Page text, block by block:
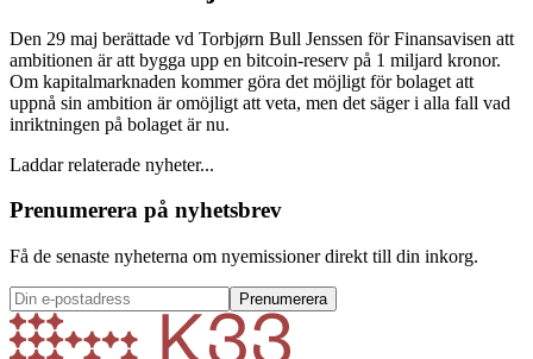
Den 29 maj berättade vd Torbjørn Bull Jenssen för Finansavisen att
ambitionen är att bygga upp en bitcoin-reserv på 1 miljard kronor.
Om kapitalmarknaden kommer göra det möjligt för bolaget att
uppnå sin ambition är omöjligt att veta, men det säger i alla fall vad
inriktningen på bolaget är nu.
Laddar relaterade nyheter...
Prenumerera på nyhetsbrev
Få de senaste nyheterna om nyemissioner direkt till din inkorg.
Prenumerera